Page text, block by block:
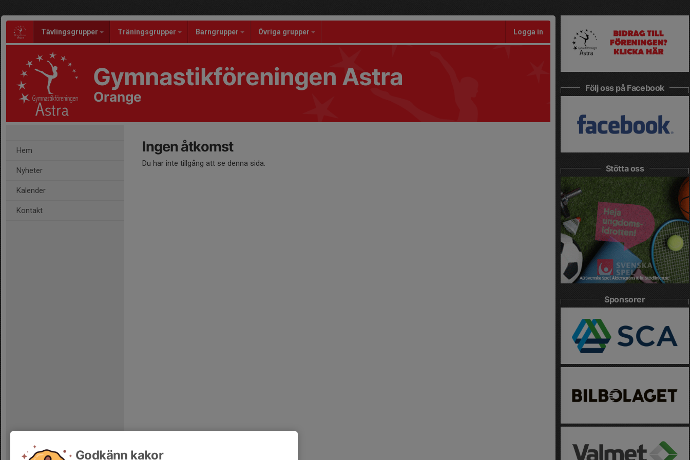
Tävlingsgrupper Träningsgrupper Barngrupper Övriga grupper Logga in
Gymnastikföreningen Astra
Orange
Hem
Nyheter
Kalender
Kontakt
Ingen åtkomst
Du har inte tillgång att se denna sida.
Följ oss på Facebook
Stötta oss
Sponsorer
Godkänn kakor